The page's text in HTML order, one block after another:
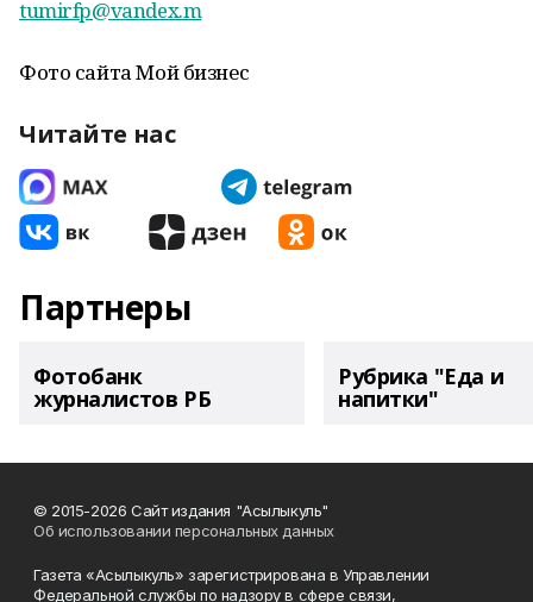
tumirfp@vandex.m
Фото сайта Мой бизнес
Читайте нас
Партнеры
Фотобанк
журналистов РБ
Рубрика "Еда и
напитки"
© 2015-2026 Сайт издания "Асылыкуль"
Об использовании персональных данных
Газета «Асылыкуль» зарегистрирована в Управлении
Федеральной службы по надзору в сфере связи,